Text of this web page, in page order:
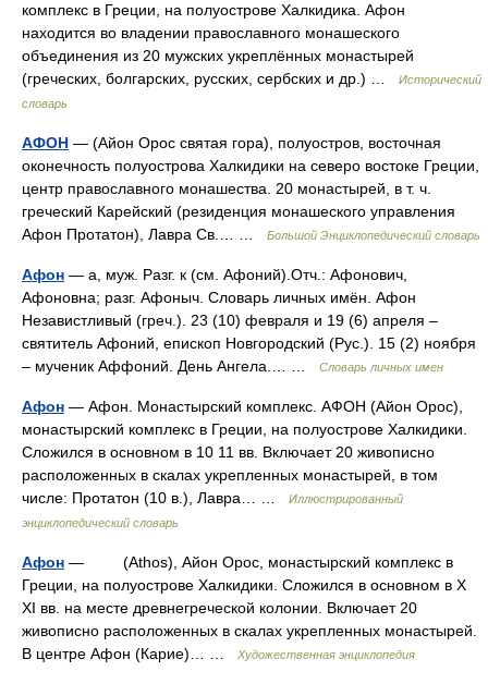
комплекс в Греции, на полуострове Халкидика. Афон
находится во владении православного монашеского
объединения из 20 мужских укреплённых монастырей
(греческих, болгарских, русских, сербских и др.) …
Исторический
словарь
АФОН — (Айон Орос святая гора), полуостров, восточная
оконечность полуострова Халкидики на северо востоке Греции,
центр православного монашества. 20 монастырей, в т. ч.
греческий Карейский (резиденция монашеского управления
Афон Протатон), Лавра Св.… …
Большой Энциклопедический словарь
Афон — а, муж. Разг. к (см. Афоний).Отч.: Афонович,
Афоновна; разг. Афоныч. Словарь личных имён. Афон
Независтливый (греч.). 23 (10) февраля и 19 (6) апреля –
святитель Афоний, епископ Новгородский (Рус.). 15 (2) ноября
– мученик Аффоний. День Ангела.… …
Словарь личных имен
Афон — Афон. Монастырский комплекс. АФОН (Айон Орос),
монастырский комплекс в Греции, на полуострове Халкидики.
Сложился в основном в 10 11 вв. Включает 20 живописно
расположенных в скалах укрепленных монастырей, в том
числе: Протатон (10 в.), Лавра… …
Иллюстрированный
энциклопедический словарь
Афон — (Аthos), Айон Орос, монастырский комплекс в
Греции, на полуострове Халкидики. Сложился в основном в X
XI вв. на месте древнегреческой колонии. Включает 20
живописно расположенных в скалах укрепленных монастырей.
В центре Афон (Карие)… …
Художественная энциклопедия